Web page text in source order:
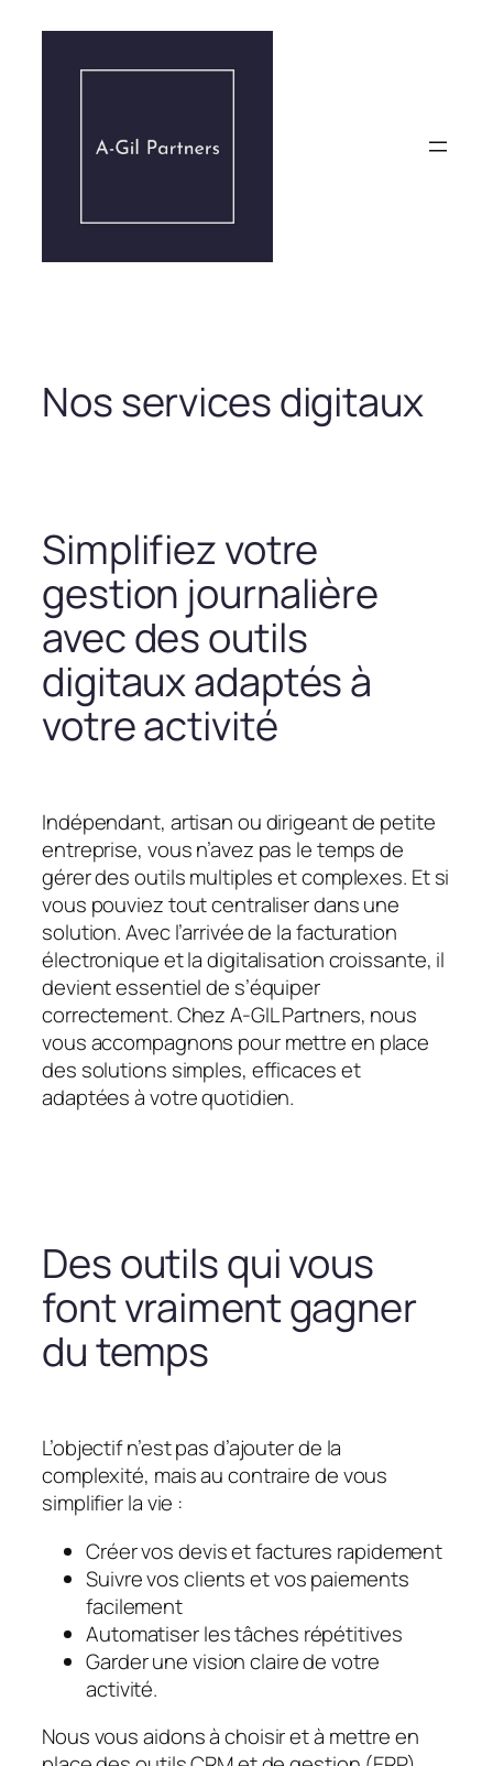
contenu
Nos services digitaux
Simplifiez votre
gestion journalière
avec des outils
digitaux adaptés à
votre activité
Indépendant, artisan ou dirigeant de petite
entreprise, vous n’avez pas le temps de
gérer des outils multiples et complexes. Et si
vous pouviez tout centraliser dans une
solution. Avec l’arrivée de la facturation
électronique et la digitalisation croissante, il
devient essentiel de s’équiper
correctement. Chez A-GIL Partners, nous
vous accompagnons pour mettre en place
des solutions simples, efficaces et
adaptées à votre quotidien.
Des outils qui vous
font vraiment gagner
du temps
L’objectif n’est pas d’ajouter de la
complexité, mais au contraire de vous
simplifier la vie :
Créer vos devis et factures rapidement
Suivre vos clients et vos paiements
facilement
Automatiser les tâches répétitives
Garder une vision claire de votre
activité.
Nous vous aidons à choisir et à mettre en